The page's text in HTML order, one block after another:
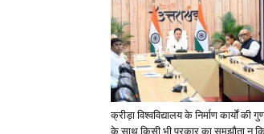
क्रीड़ा विश्वविद्यालय के निर्माण कार्यों की
के साथ किसी भी प्रकार का समझौता न